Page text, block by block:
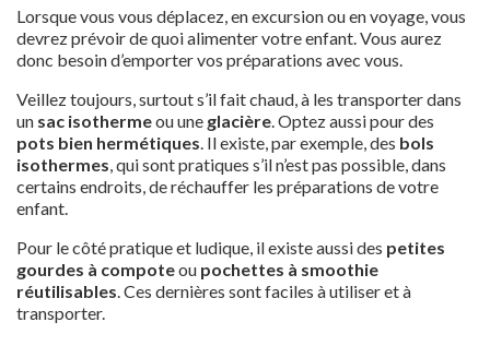
Lorsque vous vous déplacez, en excursion ou en voyage, vous
devrez prévoir de quoi alimenter votre enfant. Vous aurez
donc besoin d’emporter vos préparations avec vous.
Veillez toujours, surtout s’il fait chaud, à les transporter dans
un sac isothermeou une glacière . Optez aussi pour des
pots bien hermétiques . Il existe, par exemple, des bols
isothermes , qui sont pratiques s’il n’est pas possible, dans
certains endroits, de réchauffer les préparations de votre
enfant.
Pour le côté pratique et ludique, il existe aussi des petites
gourdes à compoteou pochettes à smoothie
réutilisables . Ces dernières sont faciles à utiliser et à
transporter.